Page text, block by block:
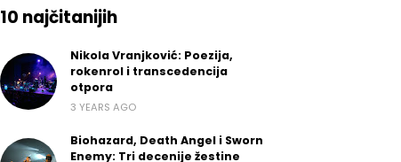
10 najčitanijih
Nikola Vranjković: Poezija,
rokenrol i transcedencija
otpora
3 YEARS AGO
Biohazard, Death Angel i Sworn
Enemy: Tri decenije žestine